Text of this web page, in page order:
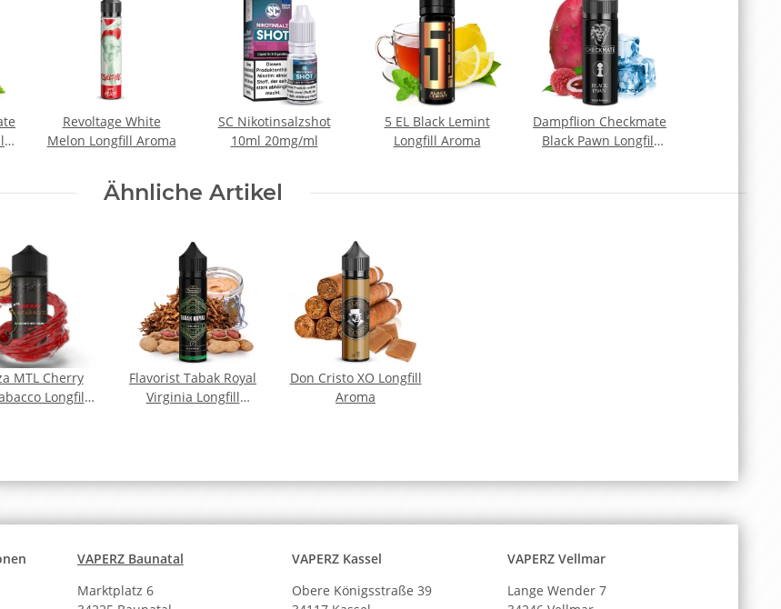
Revoltage White
Melon Longfill Aroma
SC Nikotinsalzshot
10ml 20mg/ml
5 EL Black Lemint
Longfill Aroma
Dampflion Checkmate
Black Pawn Longfill
Ähnliche Artikel
MTL Cherry
Longfill
Flavorist Tabak Royal
Virginia Longfill
Don Cristo XO Longfill
Aroma
VAPERZ Baunatal
Marktplatz 6
VAPERZ Kassel
Obere Königsstraße 39
VAPERZ Vellmar
Lange Wender 7